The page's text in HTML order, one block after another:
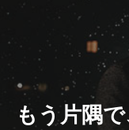
もう片隅